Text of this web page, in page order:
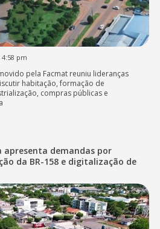
pm
pela Facmat reuniu lideranças
habitação, formação de
compras públicas e
apresenta demandas por
da BR-158 e digitalização de